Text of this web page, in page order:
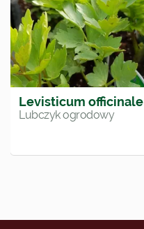
Levisticum officinale
Lubczyk ogrodowy